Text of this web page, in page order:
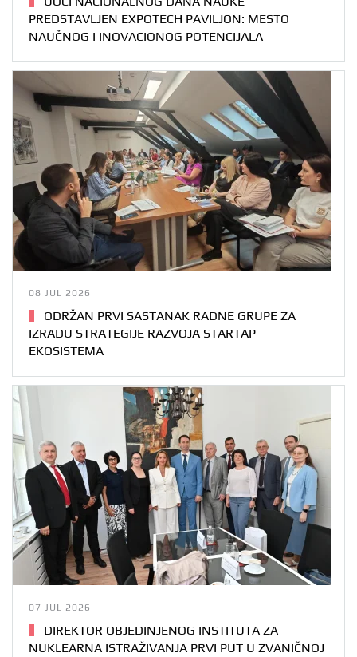
PREDSTAVLJEN EXPOTECH PAVILJON: MESTO
NAUČNOG I INOVACIONOG POTENCIJALA
08 JUL 2026
ODRŽAN PRVI SASTANAK RADNE GRUPE ZA
IZRADU STRATEGIJE RAZVOJA STARTAP
EKOSISTEMA
07 JUL 2026
DIREKTOR OBJEDINJENOG INSTITUTA ZA
NUKLEARNA ISTRAŽIVANJA PRVI PUT U ZVANIČNOJ